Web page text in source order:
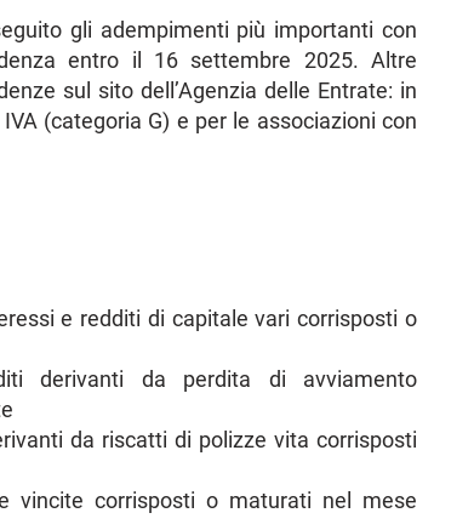
gli adempimenti più importanti con
entro il 16 settembre 2025. Altre
sul sito dell’Agenzia delle Entrate: in
(categoria G) e per le associazioni con
e redditi di capitale vari corrisposti o
derivanti da perdita di avviamento
da riscatti di polizze vita corrisposti
vincite corrisposti o maturati nel mese